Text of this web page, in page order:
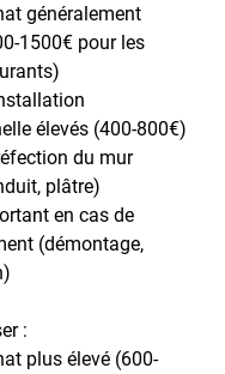
généralement
1500€ pour les
élevés (400-800€)
du mur
plâtre)
en cas de
(démontage,
:
plus élevé (600-